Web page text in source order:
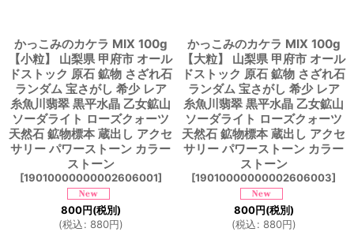
かっこみのカケラ MIX 100g
【小粒】 山梨県 甲府市 オール
ドストック 原石 鉱物 さざれ石
ランダム 宝さがし 希少 レア
糸魚川翡翠 黒平水晶 乙女鉱山
ソーダライト ローズクォーツ
天然石 鉱物標本 蔵出し アクセ
サリー パワーストーン カラー
ストーン
[19010000000002606001]
800円(税別)
(税込: 880円)
かっこみのカケラ MIX 100g
【大粒】 山梨県 甲府市 オール
ドストック 原石 鉱物 さざれ石
ランダム 宝さがし 希少 レア
糸魚川翡翠 黒平水晶 乙女鉱山
ソーダライト ローズクォーツ
天然石 鉱物標本 蔵出し アクセ
サリー パワーストーン カラー
ストーン
[19010000000002606003]
800円(税別)
(税込: 880円)